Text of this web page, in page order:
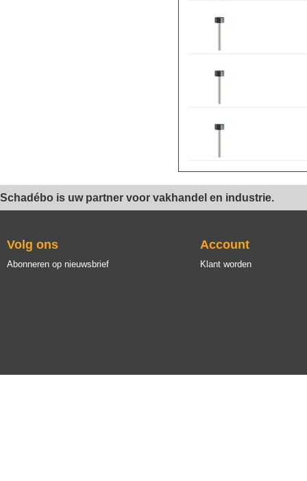
Schadébo is uw partner voor vakhandel en industrie.
Volg ons
Abonneren op nieuwsbrief
Account
Klant worden